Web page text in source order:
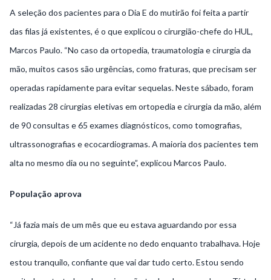
A seleção dos pacientes para o Dia E do mutirão foi feita a partir
das filas já existentes, é o que explicou o cirurgião-chefe do HUL,
Marcos Paulo. “No caso da ortopedia, traumatologia e cirurgia da
mão, muitos casos são urgências, como fraturas, que precisam ser
operadas rapidamente para evitar sequelas. Neste sábado, foram
realizadas 28 cirurgias eletivas em ortopedia e cirurgia da mão, além
de 90 consultas e 65 exames diagnósticos, como tomografias,
ultrassonografias e ecocardiogramas. A maioria dos pacientes tem
alta no mesmo dia ou no seguinte”, explicou Marcos Paulo.
População aprova
“Já fazia mais de um mês que eu estava aguardando por essa
cirurgia, depois de um acidente no dedo enquanto trabalhava. Hoje
estou tranquilo, confiante que vai dar tudo certo. Estou sendo